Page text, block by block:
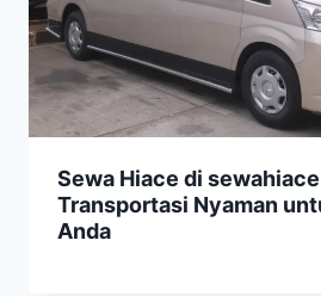
Sewa Hiace di
Transportasi Nyaman
Anda